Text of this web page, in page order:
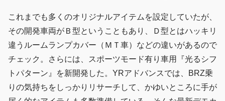
これまでも多くのオリジナルアイテムを設定していたが、
その開発車両がＢ型ということもあり、Ｄ型とはハッキリ
違うルームランプカバー（ＭＴ車）などの違いがあるので
チェック。さらには、スポーツモード有り車用『光るシフ
トパターン』を新開発した。YRアドバンスでは、BRZ乗
りの気持ちをしっかりリサーチして、かゆいところに手が